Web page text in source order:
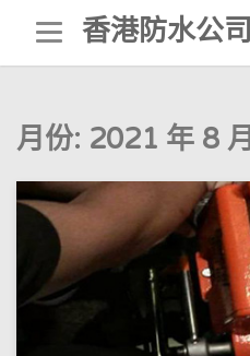
content
香港防水公司
月份: 2021 年 8 月